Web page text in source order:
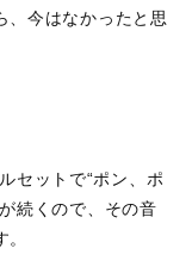
、今はなかったと思
セットで“ポン、ポ
続くので、その音